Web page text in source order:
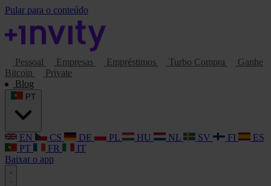
Pular para o conteúdo
Pessoal Empresas Empréstimos Turbo Compra
Ganhe
Bitcoin
Private
Blog
EN CS DE PL HU NL SV FI
ES
PT
FR
IT
Baixar o app